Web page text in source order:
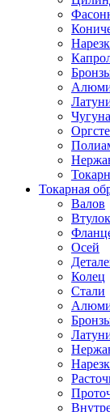
Чугуна
Токарная
Валов
Втулок
Осей
Колец
Стали